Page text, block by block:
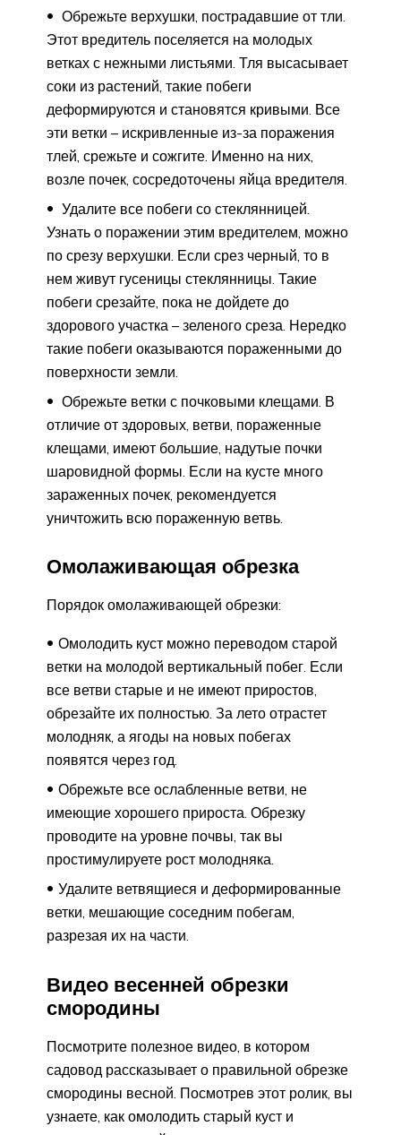
Обрежьте верхушки, пострадавшие от тли.
Этот вредитель поселяется на молодых
ветках с нежными листьями. Тля высасывает
соки из растений, такие побеги
деформируются и становятся кривыми. Все
эти ветки – искривленные из-за поражения
тлей, срежьте и сожгите. Именно на них,
возле почек, сосредоточены яйца вредителя.
Удалите все побеги со стеклянницей.
Узнать о поражении этим вредителем, можно
по срезу верхушки. Если срез черный, то в
нем живут гусеницы стеклянницы. Такие
побеги срезайте, пока не дойдете до
здорового участка – зеленого среза. Нередко
такие побеги оказываются пораженными до
поверхности земли.
Обрежьте ветки с почковыми клещами. В
отличие от здоровых, ветви, пораженные
клещами, имеют большие, надутые почки
шаровидной формы. Если на кусте много
зараженных почек, рекомендуется
уничтожить всю пораженную ветвь.
Омолаживающая обрезка
Порядок омолаживающей обрезки:
Омолодить куст можно переводом старой
ветки на молодой вертикальный побег. Если
все ветви старые и не имеют приростов,
обрезайте их полностью. За лето отрастет
молодняк, а ягоды на новых побегах
появятся через год.
Обрежьте все ослабленные ветви, не
имеющие хорошего прироста. Обрезку
проводите на уровне почвы, так вы
простимулируете рост молодняка.
Удалите ветвящиеся и деформированные
ветки, мешающие соседним побегам,
разрезая их на части.
Видео весенней обрезки
смородины
Посмотрите полезное видео, в котором
садовод рассказывает о правильной обрезке
смородины весной. Посмотрев этот ролик, вы
узнаете, как омолодить старый куст и